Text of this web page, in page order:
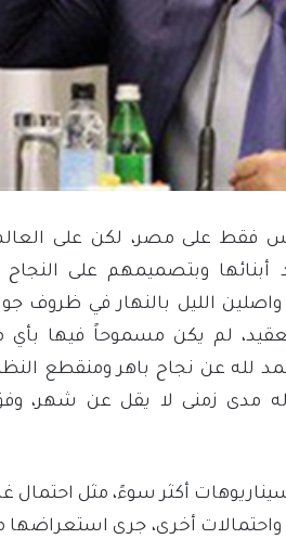
فقط على مصر، لكن على
وبتصميمهم على
واصلين الليل بالنهار في ظروف
لم يكن مسموحاً فيها بأي
لله عن نجاح باهر ومنقطع
مدى زمنى لا يقل عن شهر،
أكثر سوءً، مثل احتمال
واحتمالات أخرى، جرى استعراضها